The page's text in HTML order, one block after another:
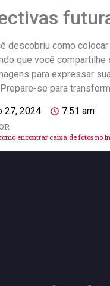
descobriu‌ como⁤
que você
para expressar
se para‍
27, 2024 7:51 am
encontrar caixa de fotos no